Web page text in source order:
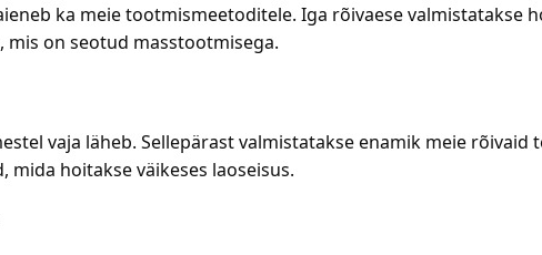
ka meie tootmismeetoditele. Iga rõivaese valmistatakse
on seotud masstootmisega.
vaja läheb. Sellepärast valmistatakse enamik meie
mida hoitakse väikeses laoseisus.